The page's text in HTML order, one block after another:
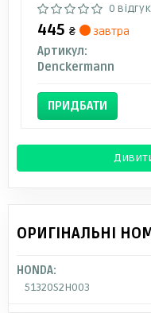
0
445 ₴
завтра
Артикул:
Denckermann
ПРИДБАТИ
ОРИГІНАЛЬНІ
HONDA:
51320S2H003